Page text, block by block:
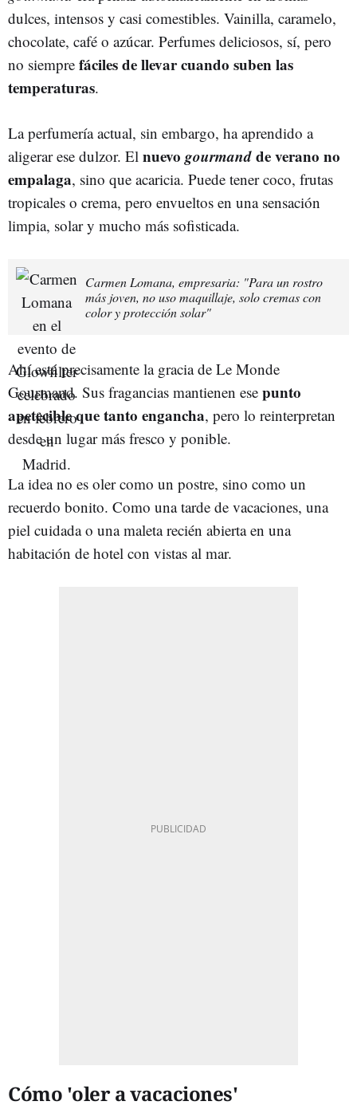
dulces, intensos y casi comestibles. Vainilla, caramelo,
chocolate, café o azúcar. Perfumes deliciosos, sí, pero
no siempre fáciles de llevar cuando suben las
temperaturas.
La perfumería actual, sin embargo, ha aprendido a
aligerar ese dulzor. El nuevo gourmandde verano no
empalaga, sino que acaricia. Puede tener coco, frutas
tropicales o crema, pero envueltos en una sensación
limpia, solar y mucho más sofisticada.
Carmen Lomana, empresaria: "Para un rostro
más joven, no uso maquillaje, solo cremas con
color y protección solar"
Ahí está precisamente la gracia de Le Monde
Gourmand. Sus fragancias mantienen ese punto
apetecible que tanto engancha, pero lo reinterpretan
desde un lugar más fresco y ponible.
La idea no es oler como un postre, sino como un
recuerdo bonito. Como una tarde de vacaciones, una
piel cuidada o una maleta recién abierta en una
habitación de hotel con vistas al mar.
Cómo 'oler a vacaciones'